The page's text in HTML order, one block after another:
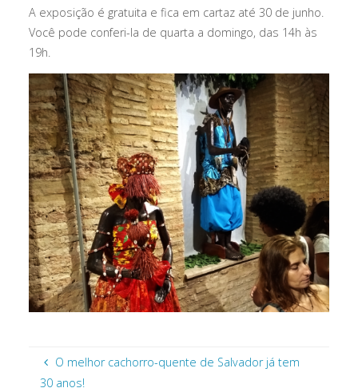
A exposição é gratuita e fica em cartaz até 30 de junho.
Você pode conferi-la de quarta a domingo, das 14h às
19h.
O melhor cachorro-quente de Salvador já tem
30 anos!